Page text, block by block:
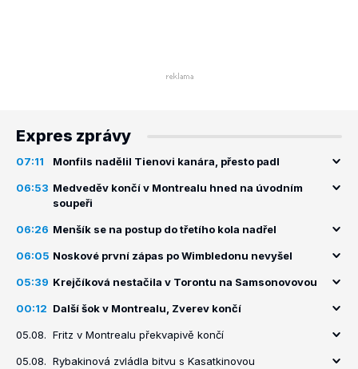
Expres zprávy
07:11 Monfils nadělil Tienovi kanára, přesto padl
06:53 Medveděv končí v Montrealu hned na úvodním
soupeři
06:26 Menšík se na postup do třetího kola nadřel
06:05 Noskové první zápas po Wimbledonu nevyšel
05:39 Krejčíková nestačila v Torontu na Samsonovovou
00:12 Další šok v Montrealu, Zverev končí
05.08. Fritz v Montrealu překvapivě končí
05.08. Rybakinová zvládla bitvu s Kasatkinovou